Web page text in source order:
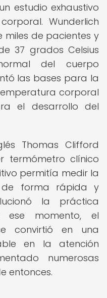
estudio exhaustivo
Wunderlich
de pacientes y
37 grados Celsius
del cuerpo
las bases para la
corporal
el desarrollo del
Thomas Clifford
termómetro clínico
permitía medir la
de forma rápida y
la práctica
momento, el
convirtió en una
en la atención
numerosas
entonces.